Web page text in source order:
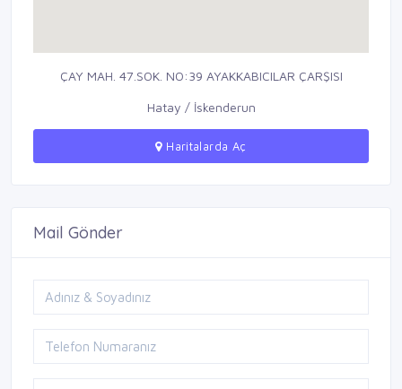
ÇAY MAH. 47.SOK. NO:39 AYAKKABICILAR ÇARŞISI
Hatay / İskenderun
Haritalarda Aç
Mail Gönder